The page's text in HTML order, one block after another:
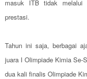
masuk ITB tidak melalui
prestasi.
Tahun ini saja, berbagai
juara I Olimpiade Kimia Se-
dua kali finalis Olimpiade